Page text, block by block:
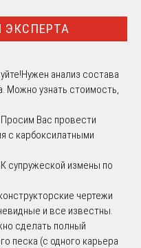
ЭКСПЕРТА
анализ состава
Можно узнать стоимость,
Вас провести
с карбоксилатными
супружеской измены по
чертежи
и все известны.
сделать полный
песка (с одного карьера